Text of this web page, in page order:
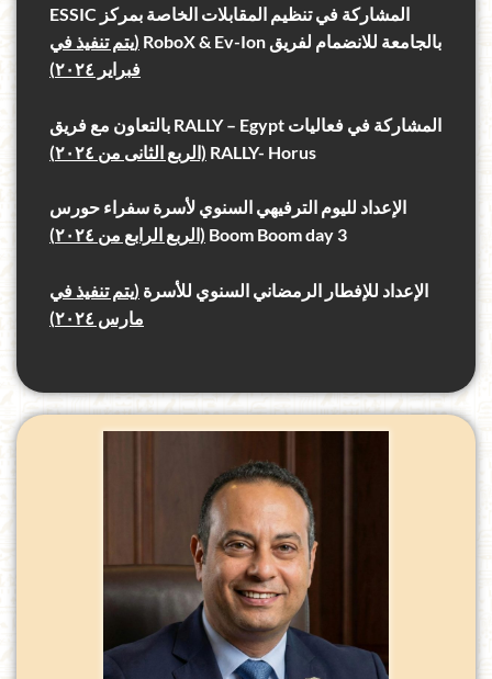
المشاركة في تنظيم المقابلات الخاصة بمركز ESSIC
بالجامعة للانضمام لفريق RoboX & Ev-Ion
(يتم تنفيذ في
فبراير ٢٠٢٤)
المشاركة في فعاليات RALLY – Egypt بالتعاون مع فريق
RALLY- Horus (الربع الثانى من ٢٠٢٤)
الإعداد لليوم الترفيهي السنوي لأسرة سفراء حورس
Boom Boom day 3 (الربع الرابع من ٢٠٢٤)
الإعداد للإفطار الرمضاني السنوي للأسرة (يتم تنفيذ في
مارس ٢٠٢٤)